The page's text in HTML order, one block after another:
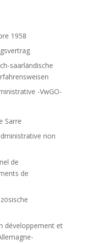
1958
saarländische
-VwGO-
Sarre
non
de
de
développement et